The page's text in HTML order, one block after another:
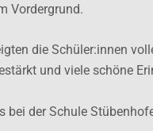
Vordergrund.
die Schüler:innen
und viele schöne
bei der Schule